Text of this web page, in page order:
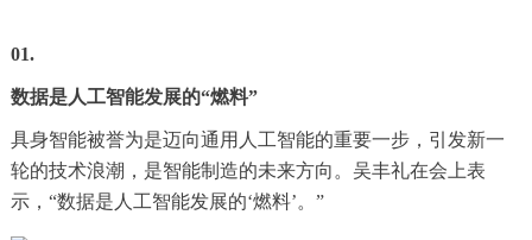
01.
数据是人工智能发展的“燃料”
具身智能被誉为是迈向通用人工智能的重要一步，引发新一
轮的技术浪潮，是智能制造的未来方向。吴丰礼在会上表
示，“数据是人工智能发展的‘燃料’。”